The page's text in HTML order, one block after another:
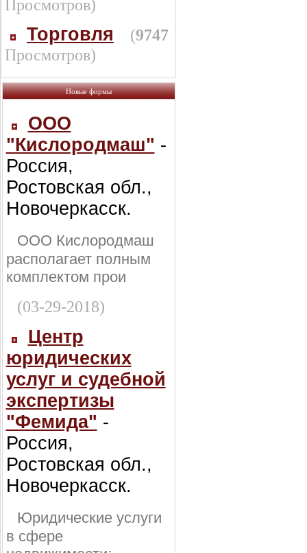
Просмотров)
Торговля (9747
Просмотров)
Новые фирмы
ООО
"Кислородмаш" -
Россия,
Ростовская обл.,
Новочеркасск.
ООО Кислородмаш
располагает полным
комплектом прои
(03-29-2018)
Центр
юридических
услуг и судебной
экспертизы
"Фемида" -
Россия,
Ростовская обл.,
Новочеркасск.
Юридические услуги
в сфере